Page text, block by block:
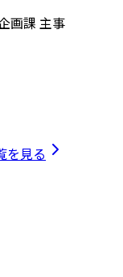
画課 主事
を見る